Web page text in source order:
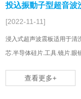
投込振動子型超音
[2022-11-11]
浸入式超声波震板适用于清
芯.半导体硅片.工具.镜片.眼
查看更多+